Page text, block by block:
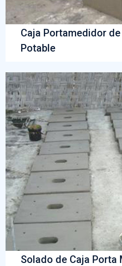
Caja Portamedidor
Potable
Solado de Caja Porta